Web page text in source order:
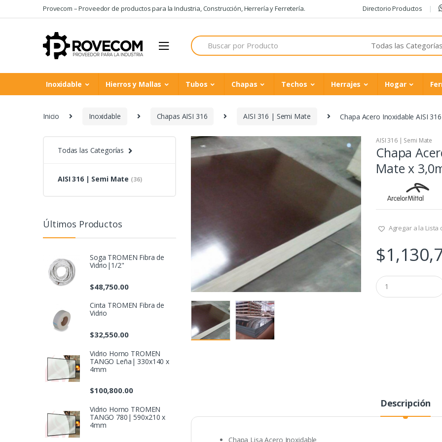
to
to
Provecom – Proveedor de productos para la Industria, Construcción, Herrería y Ferretería. Directorio Productos
Search
for:
Inoxidable Hierros y Mallas Tubos Chapas Techos Herrajes Hogar
Inicio Inoxidable Chapas AISI 316 AISI 316 | Semi Mate Chapa Acero Inoxidable AISI
AISI 316 | Semi Mate
Chapa
Mate x
Agregar a la Lista
$
Q
u
a
Descripción
Chapa Lisa Acero Inoxidable
Todas las Categorías
AISI 316 | Semi Mate (36)
Últimos Productos
Soga TROMEN Fibra de
Vidrio|1/2"
$48,750.00
Cinta TROMEN Fibra de
Vidrio
$32,550.00
Vidrio Horno TROMEN
TANGO Leña| 330x140 x
4mm
$100,800.00
Vidrio Horno TROMEN
TANGO 780| 590x210 x
4mm